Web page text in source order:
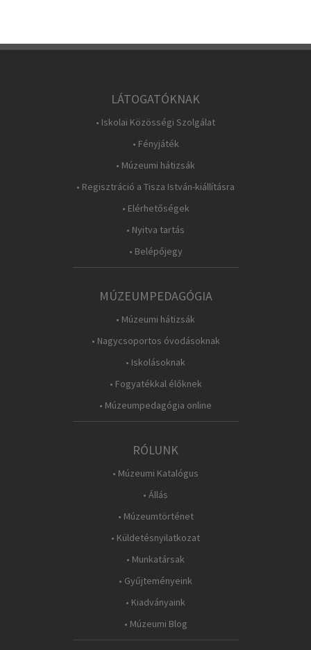
LÁTOGATÓKNAK
• Iskolai Közösségi Szolgálat
• Fényjáték
• Múzeumi hátizsák
• Regisztráció a Tisza István-kiállításra
• Elérhetőségek
• Nyitva tartás
• Belépőjegy
MÚZEUMPEDAGÓGIA
• Múzeumi hátizsák
• Nagycsoportos óvodásoknak
• Iskolásoknak
• Fogyatékkal élőknek
• Múzeumpedagógia online
RÓLUNK
• Múzeumi Katalógus
• Állás
• Múzeumtörténet
• Küldetésnyilatkozat
• Munkatársak
• Gyűjteményeink
• Kiadványaink
• Múzeumi Blog